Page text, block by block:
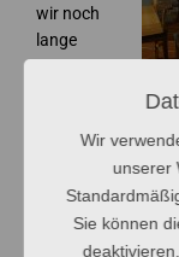
wir noch
lange
und der
perfekte
Ein großes
haben,
Marx und Frau
Wir
unserer
Sie können